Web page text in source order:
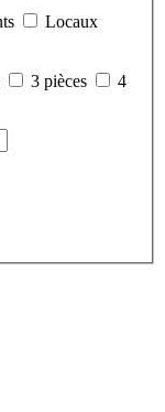
Locaux
3 pièces
4